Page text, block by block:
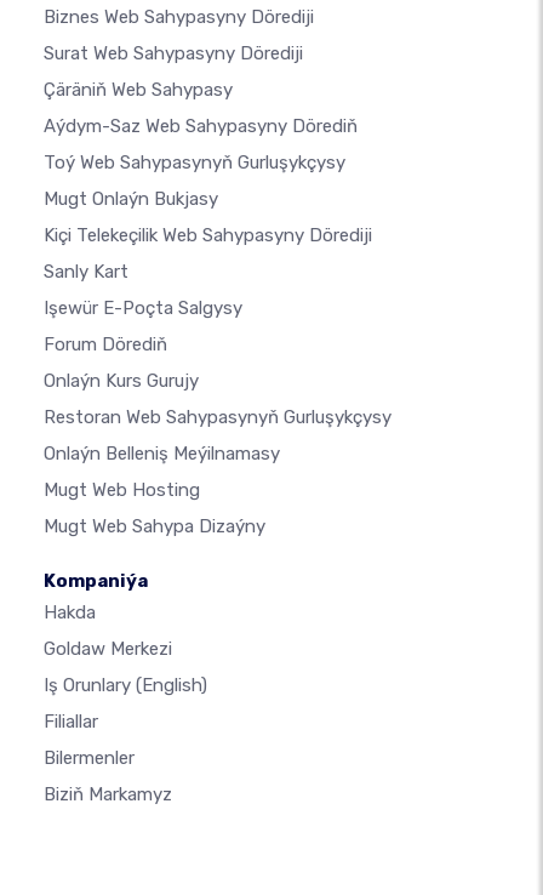
Biznes Web Sahypasyny Dörediji
Surat Web Sahypasyny Dörediji
Çäräniň Web Sahypasy
Aýdym-Saz Web Sahypasyny Dörediň
Toý Web Sahypasynyň Gurluşykçysy
Mugt Onlaýn Bukjasy
Kiçi Telekeçilik Web Sahypasyny Dörediji
Sanly Kart
Işewür E-Poçta Salgysy
Forum Dörediň
Onlaýn Kurs Gurujy
Restoran Web Sahypasynyň Gurluşykçysy
Onlaýn Belleniş Meýilnamasy
Mugt Web Hosting
Mugt Web Sahypa Dizaýny
Kompaniýa
Hakda
Goldaw Merkezi
Iş Orunlary (English)
Filiallar
Bilermenler
Biziň Markamyz